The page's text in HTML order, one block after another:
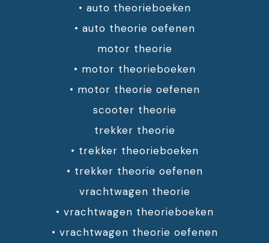
• auto theorieboeken
• auto theorie oefenen
motor theorie
• motor theorieboeken
• motor theorie oefenen
scooter theorie
trekker theorie
• trekker theorieboeken
• trekker theorie oefenen
vrachtwagen theorie
• vrachtwagen theorieboeken
• vrachtwagen theorie oefenen